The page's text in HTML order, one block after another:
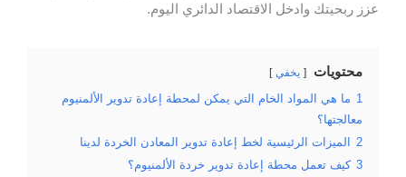
عزز ربحيتك وادخل الاقتصاد الدائري اليوم.
محتويات يخفي
1 ما هي المواد الخام التي يمكن لمحطة إعادة تدوير الألمنيوم
معالجتها؟
2
الميزات الرئيسية لخط إعادة تدوير المعادن الخردة لدينا
3 كيف تعمل محطة إعادة تدوير خردة الألمنيوم؟